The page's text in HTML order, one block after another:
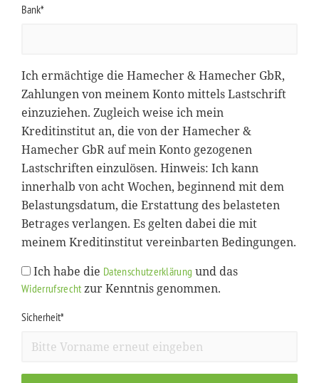
Bank*
Ich ermächtige die Hamecher & Hamecher GbR,
Zahlungen von meinem Konto mittels Lastschrift
einzuziehen. Zugleich weise ich mein
Kreditinstitut an, die von der Hamecher &
Hamecher GbR auf mein Konto gezogenen
Lastschriften einzulösen. Hinweis: Ich kann
innerhalb von acht Wochen, beginnend mit dem
Belastungsdatum, die Erstattung des belasteten
Betrages verlangen. Es gelten dabei die mit
meinem Kreditinstitut vereinbarten Bedingungen.
Ich habe die Datenschutzerklärung und das
Widerrufsrechtzur Kenntnis genommen.
Sicherheit*